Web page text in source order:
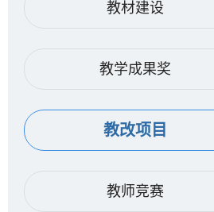
教材建设
教学成果奖
教改项目
教师竞赛